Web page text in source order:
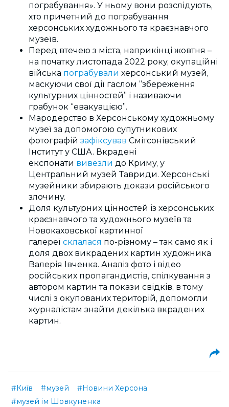
пограбування». У ньому вони розслідують,
хто причетний до пограбування
херсонських художнього та краєзнавчого
музеїв.
Перед втечею з міста, наприкінці жовтня –
на початку листопада 2022 року, окупаційні
війська пограбували херсонський музей,
маскуючи свої дії гаслом “збереження
культурних цінностей” і називаючи
грабунок “евакуацією”.
Мародерство в Херсонському художньому
музеї за допомогою супутникових
фотографій зафіксував Смітсонівський
Інститут у США. Вкрадені
експонати вивезли до Криму, у
Центральний музей Тавриди. Херсонські
музейники збирають докази російського
злочину.
Доля культурних цінностей із херсонських
краєзнавчого та художнього музеїв та
Новокаховської картинної
галереї склалася по-різному – так само як і
доля двох викрадених картин художника
Валерія Івченка. Аналіз фото і відео
російських пропагандистів, спілкування з
автором картин та покази свідків, в тому
числі з окупованих територій, допомогли
журналістам знайти декілька вкрадених
картин.
#Київ #музей
#Новини Херсона
#музей ім Шовкуненка